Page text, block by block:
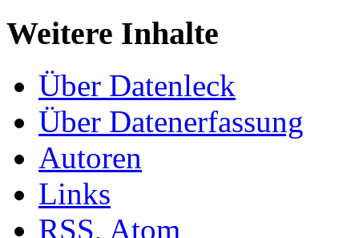
Weitere Inhalte
Über Datenleck
Über Datenerfassung
Autoren
Links
RSS, Atom